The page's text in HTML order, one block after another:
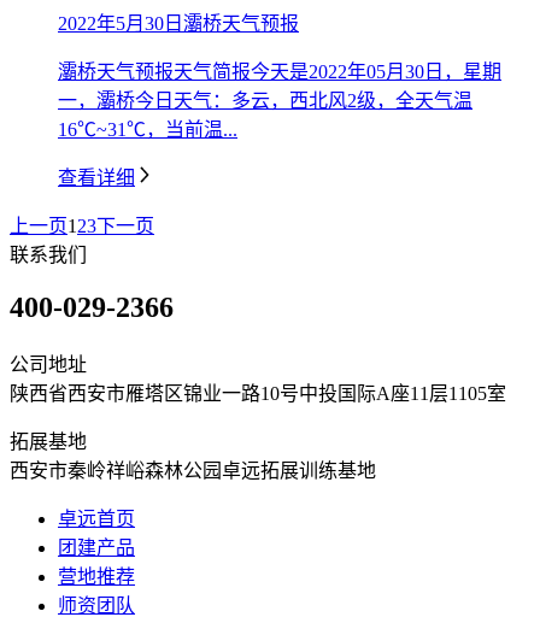
2022年5月30日灞桥天气预报
灞桥天气预报天气简报今天是2022年05月30日，星期
一，灞桥今日天气：多云，西北风2级，全天气温
16℃~31℃，当前温...
查看详细
上一页1 23下一页
联系我们
400-029-2366
公司地址
陕西省西安市雁塔区锦业一路10号中投国际A座11层1105室
拓展基地
西安市秦岭祥峪森林公园卓远拓展训练基地
卓远首页
团建产品
营地推荐
师资团队